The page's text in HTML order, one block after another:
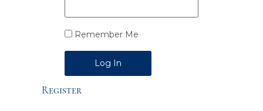
Remember Me
Alternative:
Register